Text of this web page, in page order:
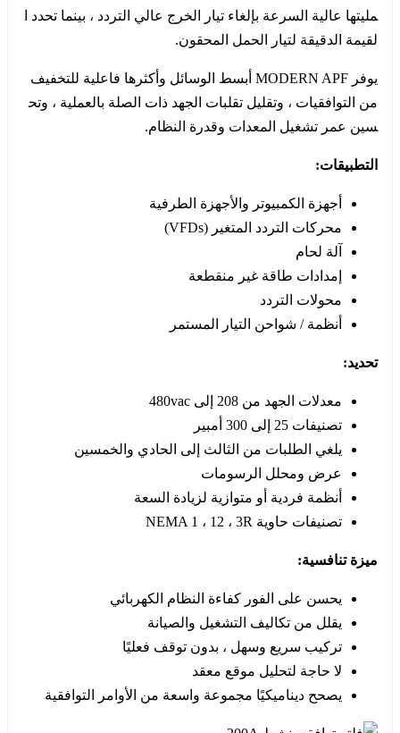
مليتها عالية السرعة بإلغاء تيار الخرج عالي التردد ، بينما تحدد ا
لقيمة الدقيقة لتيار الحمل المحقون.
يوفر MODERN APF أبسط الوسائل وأكثرها فاعلية للتخفيف
من التوافقيات ، وتقليل تقلبات الجهد ذات الصلة بالعملية ، وتح
سين عمر تشغيل المعدات وقدرة النظام.
التطبيقات:
أجهزة الكمبيوتر والأجهزة الطرفية
محركات التردد المتغير (VFDs)
آلة لحام
إمدادات طاقة غير منقطعة
محولات التردد
أنظمة / شواحن التيار المستمر
تحديد:
معدلات الجهد من 208 إلى 480vac
تصنيفات 25 إلى 300 أمبير
يلغي الطلبات من الثالث إلى الحادي والخمسين
عرض ومحلل الرسومات
أنظمة فردية أو متوازية لزيادة السعة
تصنيفات حاوية NEMA 1 ، 12 ، 3R
ميزة تنافسية:
يحسن على الفور كفاءة النظام الكهربائي
يقلل من تكاليف التشغيل والصيانة
تركيب سريع وسهل ، بدون توقف فعليًا
لا حاجة لتحليل موقع معقد
يصحح ديناميكيًا مجموعة واسعة من الأوامر التوافقية